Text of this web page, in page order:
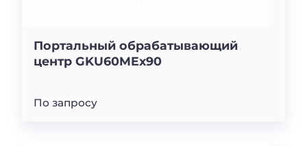
Портальный обрабатывающий
центр GKU60MEx90
По запросу